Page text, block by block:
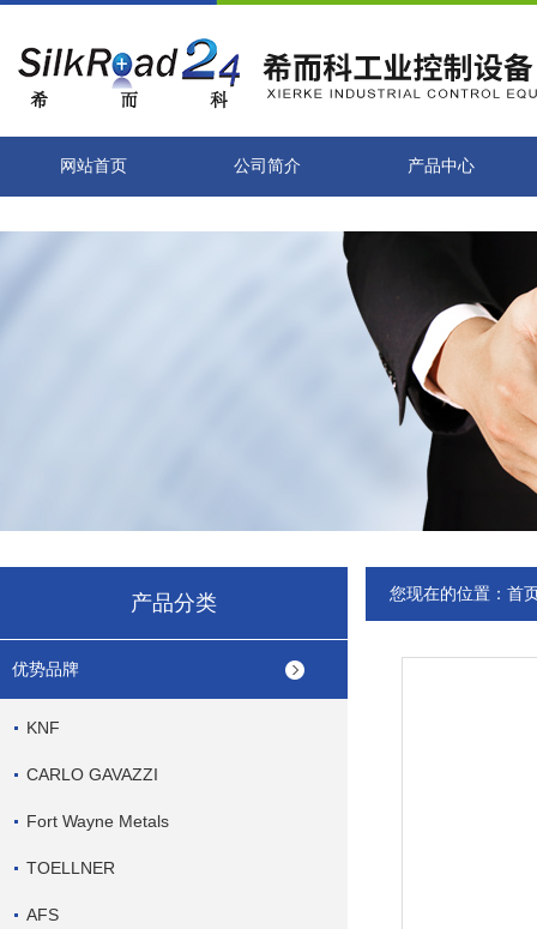
网站首页 公司简介 产品中心
产品分类
优势品牌
KNF
CARLO GAVAZZI
Fort Wayne Metals
TOELLNER
AFS
您现在的位置： 首